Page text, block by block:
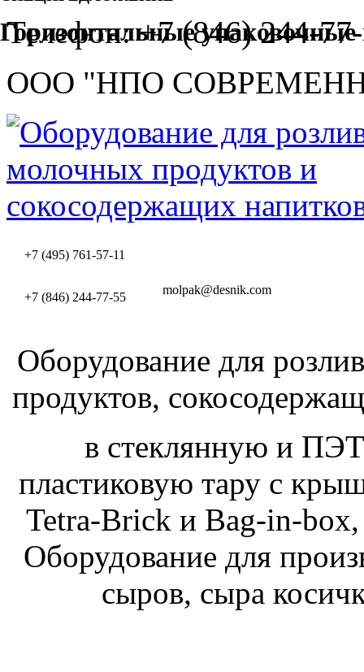
Телефон:+7 (846) 244-
ООО "НПО
+7 (495) 761-57-11
+7 (846) 244-77-55
molpak@desnik.com
Оборудование для
продуктов,
в стеклянную и
пластиковую тару с
Tetra-Brick и Bag-in-
Оборудование для
сыров, сыра
Горизонтальные